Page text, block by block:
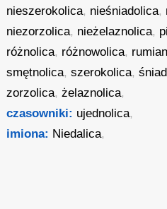
nieszerokolica, nieśniadolica,
niezorzolica, nieżelaznolica,
różnolica, różnowolica,
smętnolica,szerokolica,
zorzolica,żelaznolica,
czasowniki: ujednolica,
imiona: Niedalica,